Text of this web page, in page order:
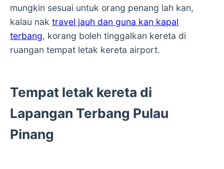
mungkin sesuai untuk orang penang lah kan,
kalau nak travel jauh dan guna kan kapal
terbang, korang boleh tinggalkan kereta di
ruangan tempat letak kereta airport.
Tempat letak kereta di
Lapangan Terbang Pulau
Pinang